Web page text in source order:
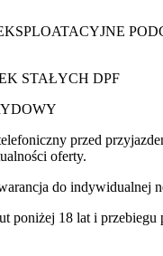
STAŁYCH DPF
przed
oferty.
do indywidualnej
poniżej 18 lat i przebiegu